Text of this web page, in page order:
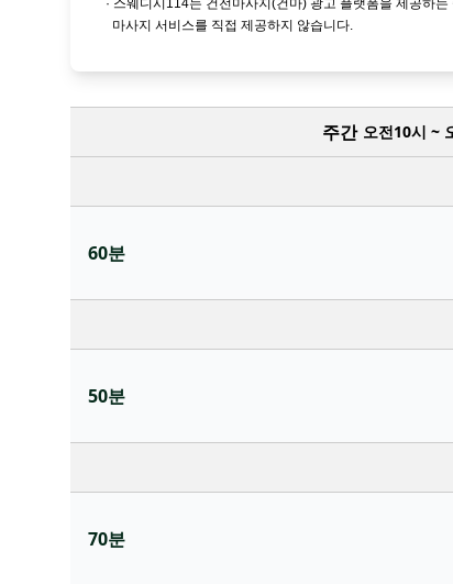
· 스웨디시114는 건전마사지(건마) 광고 플랫폼을 제공하는
마사지 서비스를 직접 제공하지 않습니다.
주간 오전10시 ~
60분
50분
70분